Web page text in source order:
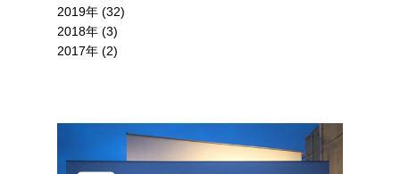
2019年 (32)
2018年 (3)
2017年 (2)